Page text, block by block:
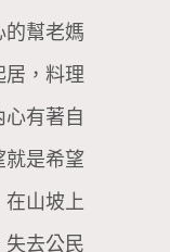
的幫老媽
居，料理
有著自
就是希望
在山坡上
失去公民